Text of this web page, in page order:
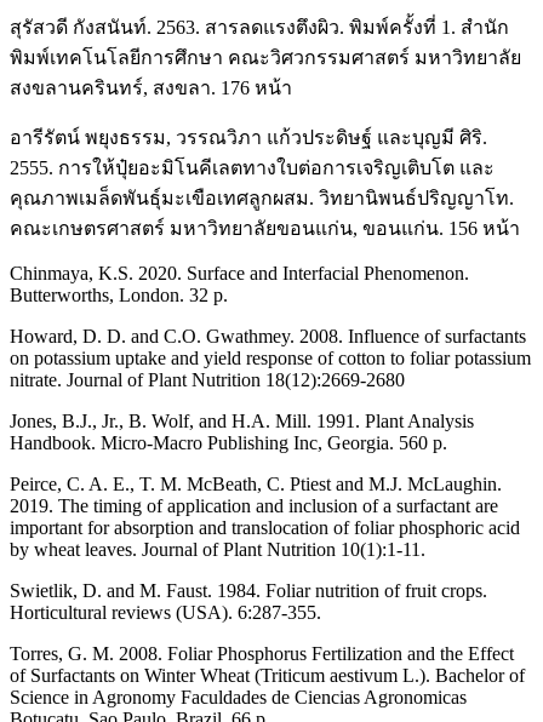
สุรัสวดี กังสนันท์. 2563. สารลดแรงตึงผิว. พิมพ์ครั้งที่ 1. สำนัก
พิมพ์เทคโนโลยีการศึกษา คณะวิศวกรรมศาสตร์ มหาวิทยาลัย
สงขลานครินทร์, สงขลา. 176 หน้า
อารีรัตน์ พยุงธรรม, วรรณวิภา แก้วประดิษฐ์ และบุญมี ศิริ.
2555. การให้ปุ๋ยอะมิโนคีเลตทางใบต่อการเจริญเติบโต และ
คุณภาพเมล็ดพันธุ์มะเขือเทศลูกผสม. วิทยานิพนธ์ปริญญาโท.
คณะเกษตรศาสตร์ มหาวิทยาลัยขอนแก่น, ขอนแก่น. 156 หน้า
Chinmaya, K.S. 2020. Surface and Interfacial Phenomenon.
Butterworths, London. 32 p.
Howard, D. D. and C.O. Gwathmey. 2008. Influence of surfactants
on potassium uptake and yield response of cotton to foliar potassium
nitrate. Journal of Plant Nutrition 18(12):2669-2680
Jones, B.J., Jr., B. Wolf, and H.A. Mill. 1991. Plant Analysis
Handbook. Micro-Macro Publishing Inc, Georgia. 560 p.
Peirce, C. A. E., T. M. McBeath, C. Ptiest and M.J. McLaughin.
2019. The timing of application and inclusion of a surfactant are
important for absorption and translocation of foliar phosphoric acid
by wheat leaves. Journal of Plant Nutrition 10(1):1-11.
Swietlik, D. and M. Faust. 1984. Foliar nutrition of fruit crops.
Horticultural reviews (USA). 6:287-355.
Torres, G. M. 2008. Foliar Phosphorus Fertilization and the Effect
of Surfactants on Winter Wheat (Triticum aestivum L.). Bachelor of
Science in Agronomy Faculdades de Ciencias Agronomicas